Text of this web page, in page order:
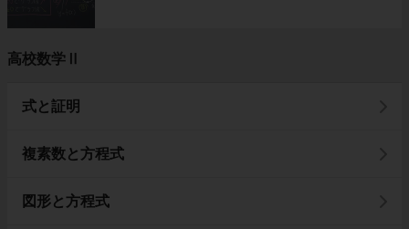
高校数学Ⅱ
式と証明
複素数と方程式
図形と方程式